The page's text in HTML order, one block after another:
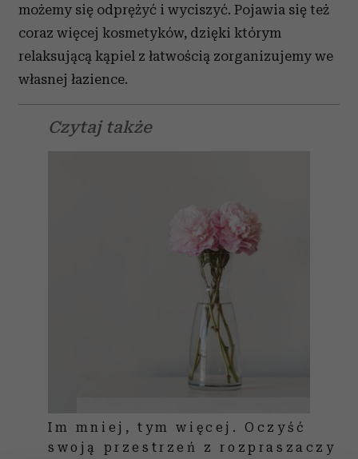
możemy się odprężyć i wyciszyć. Pojawia się też
coraz więcej kosmetyków, dzięki którym
relaksującą kąpiel z łatwością zorganizujemy we
własnej łazience.
Czytaj także
Im mniej, tym więcej. Oczyść
swoją przestrzeń z rozpraszaczy